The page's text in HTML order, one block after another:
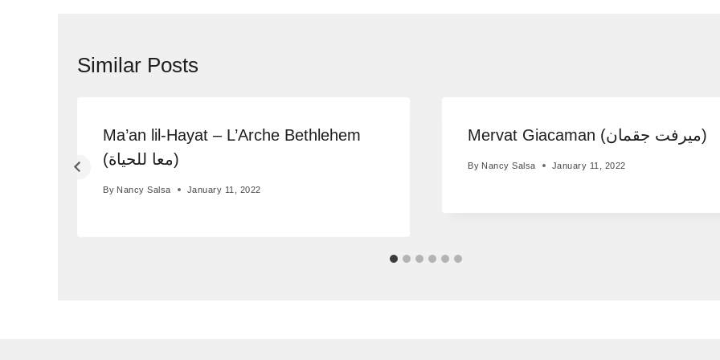
Similar Posts
Ma’an lil-Hayat – L’Arche Bethlehem
(معا للحياة)
By Nancy Salsa January 11, 2022
Mervat Giacaman (ميرفت جقمان)
By Nancy Salsa January 11, 2022